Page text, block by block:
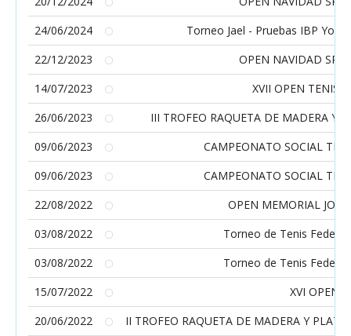
24/06/2024
Torneo Jael - Pruebas IBP
22/12/2023
OPEN NAVIDAD
14/07/2023
XVII OPEN TENIS
26/06/2023
III TROFEO RAQUETA DE MADERA Y
09/06/2023
CAMPEONATO SOCIAL
09/06/2023
CAMPEONATO SOCIAL
22/08/2022
OPEN MEMORIAL
03/08/2022
Torneo de Tenis
03/08/2022
Torneo de Tenis
15/07/2022
XVI OPEN
20/06/2022
II TROFEO RAQUETA DE MADERA Y